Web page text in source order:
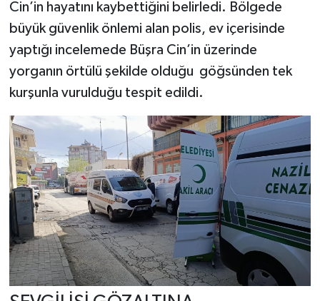
Cin’in hayatını kaybettiğini belirledi. Bölgede
büyük güvenlik önlemi alan polis, ev içerisinde
yaptığı incelemede Büşra Cin’in üzerinde
yorganın örtülü şekilde olduğu göğsünden tek
kurşunla vurulduğu tespit edildi.